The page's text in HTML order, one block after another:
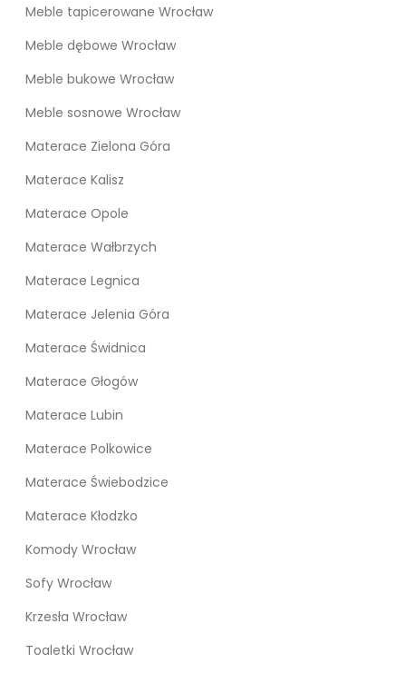
Meble tapicerowane Wrocław
Meble dębowe Wrocław
Meble bukowe Wrocław
Meble sosnowe Wrocław
Materace Zielona Góra
Materace Kalisz
Materace Opole
Materace Wałbrzych
Materace Legnica
Materace Jelenia Góra
Materace Świdnica
Materace Głogów
Materace Lubin
Materace Polkowice
Materace Świebodzice
Materace Kłodzko
Komody Wrocław
Sofy Wrocław
Krzesła Wrocław
Toaletki Wrocław